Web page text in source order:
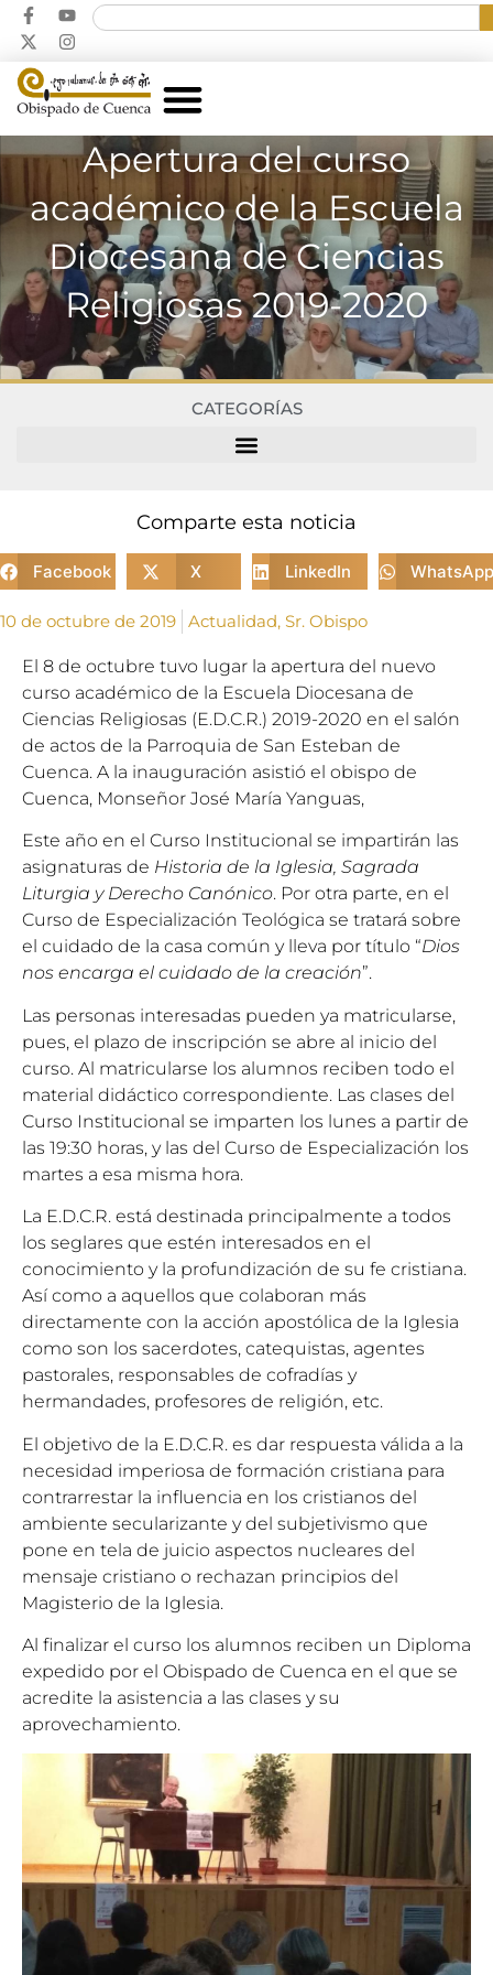
Apertura del curso
académico de la Escuela
Diocesana de Ciencias
Religiosas 2019-2020
CATEGORÍAS
Comparte esta noticia
Facebook X LinkedIn WhatsApp
10 de octubre de 2019 Actualidad, Sr. Obispo
El 8 de octubre tuvo lugar la apertura del nuevo
curso académico de la Escuela Diocesana de
Ciencias Religiosas (E.D.C.R.) 2019-2020 en el salón
de actos de la Parroquia de San Esteban de
Cuenca. A la inauguración asistió el obispo de
Cuenca, Monseñor José María Yanguas,
Este año en el Curso Institucional se impartirán las
asignaturas de Historia de la Iglesia, Sagrada
Liturgia y Derecho Canónico. Por otra parte, en el
Curso de Especialización Teológica se tratará sobre
el cuidado de la casa común y lleva por título “Dios
nos encarga el cuidado de la creación”.
Las personas interesadas pueden ya matricularse,
pues, el plazo de inscripción se abre al inicio del
curso. Al matricularse los alumnos reciben todo el
material didáctico correspondiente. Las clases del
Curso Institucional se imparten los lunes a partir de
las 19:30 horas, y las del Curso de Especialización los
martes a esa misma hora.
La E.D.C.R. está destinada principalmente a todos
los seglares que estén interesados en el
conocimiento y la profundización de su fe cristiana.
Así como a aquellos que colaboran más
directamente con la acción apostólica de la Iglesia
como son los sacerdotes, catequistas, agentes
pastorales, responsables de cofradías y
hermandades, profesores de religión, etc.
El objetivo de la E.D.C.R. es dar respuesta válida a la
necesidad imperiosa de formación cristiana para
contrarrestar la influencia en los cristianos del
ambiente secularizante y del subjetivismo que
pone en tela de juicio aspectos nucleares del
mensaje cristiano o rechazan principios del
Magisterio de la Iglesia.
Al finalizar el curso los alumnos reciben un Diploma
expedido por el Obispado de Cuenca en el que se
acredite la asistencia a las clases y su
aprovechamiento.